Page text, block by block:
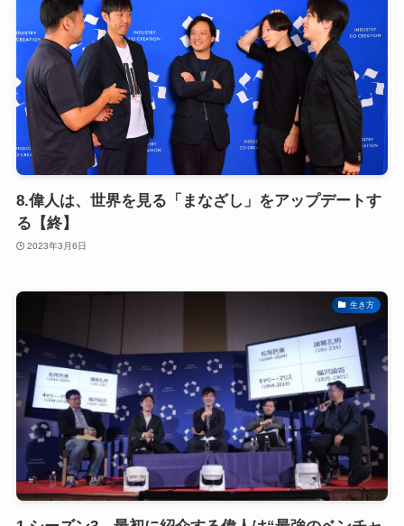
8.偉人は、世界を見る「まなざし」をアップデートす
る【終】
2023年3月6日
生き方